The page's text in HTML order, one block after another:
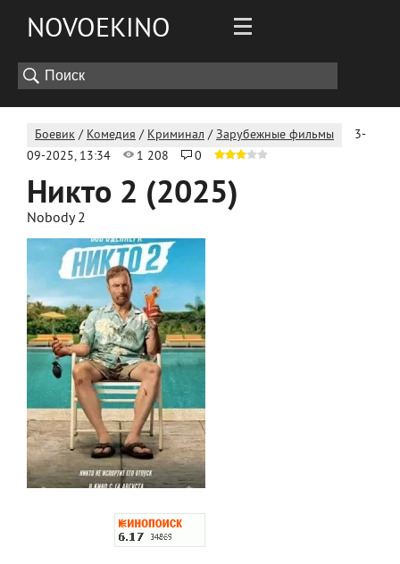
NOVOEKINO
Боевик / Комедия / Криминал /Зарубежные фильмы
3-
09-2025, 13:34
1 208 0
Никто 2 (2025)
Nobody 2